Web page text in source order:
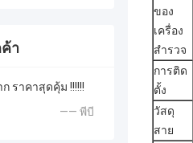
า
ราคาสุดคุ้ม !!!!!!
—— พีบี
ของ
เครื่อง
สํารวจ
การติด
ตั้ง
วัสดุ
สาย